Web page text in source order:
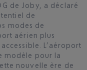
de Joby, a déclaré
de
modes de
aérien plus
L’aéroport
modèle pour la
nouvelle ère de